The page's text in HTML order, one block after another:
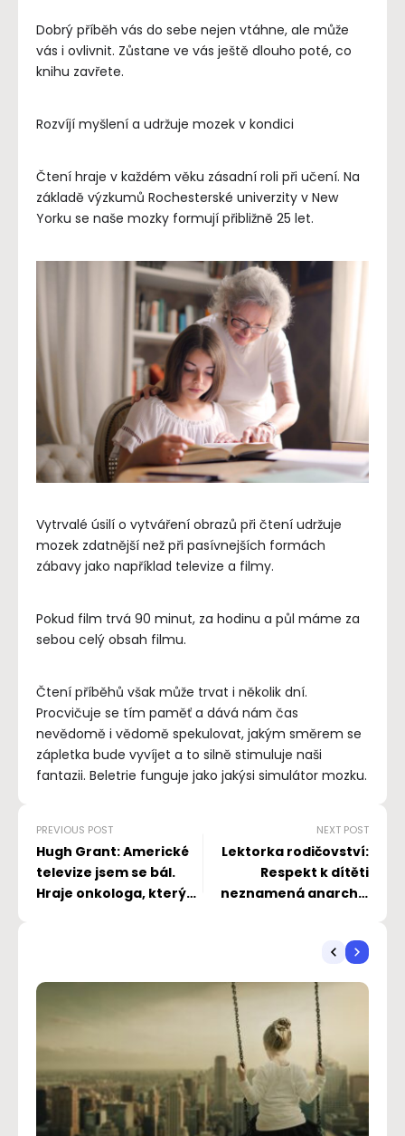
Dobrý příběh vás do sebe nejen vtáhne, ale může
vás i ovlivnit. Zůstane ve vás ještě dlouho poté, co
knihu zavřete.
Rozvíjí myšlení a udržuje mozek v kondici
Čtení hraje v každém věku zásadní roli při učení. Na
základě výzkumů Rochesterské univerzity v New
Yorku se naše mozky formují přibližně 25 let.
Vytrvalé úsilí o vytváření obrazů při čtení udržuje
mozek zdatnější než při pasívnejších formách
zábavy jako například televize a filmy.
Pokud film trvá 90 minut, za hodinu a půl máme za
sebou celý obsah filmu.
Čtení příběhů však může trvat i několik dní.
Procvičuje se tím paměť a dává nám čas
nevědomě i vědomě spekulovat, jakým směrem se
zápletka bude vyvíjet a to silně stimuluje naši
fantazii. Beletrie funguje jako jakýsi simulátor mozku.
PREVIOUS POST
Hugh Grant: Americké
televize jsem se bál.
Hraje onkologa, který
NEXT POST
Lektorka rodičovství:
Respekt k dítěti
neznamená anarchii,
výchovných chybách.